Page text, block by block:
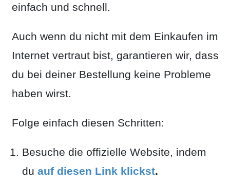
einfach und schnell.
Auch wenn du nicht mit dem Einkaufen im
Internet vertraut bist, garantieren wir, dass
du bei deiner Bestellung keine Probleme
haben wirst.
Folge einfach diesen Schritten:
Besuche die offizielle Website, indem
du auf diesen Link klickst.